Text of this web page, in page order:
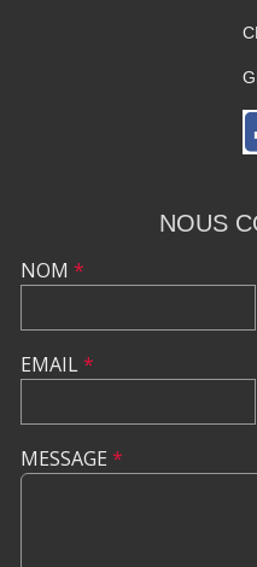
NOUS
NOM *
EMAIL*
MESSAGE *